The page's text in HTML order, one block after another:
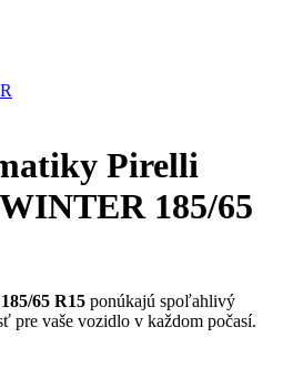
Pirelli
185/65
65 R15 ponúkajú spoľahlivý
pre vaše vozidlo v každom počasí.